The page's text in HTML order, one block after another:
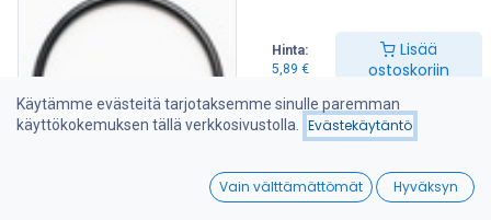
Hinta:
5,89 €
Lisää
ostoskoriin
Wishlist
5,89€
Lisää ostoskoriin
Käytämme evästeitä tarjotaksemme sinulle paremman
käyttökokemuksen tällä verkkosivustolla.
Evästekäytäntö
Vain välttämättömät Hyväksyn